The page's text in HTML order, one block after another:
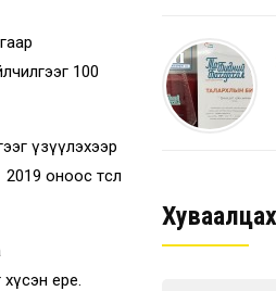
100
үзүүлэхээр
оноос төсөл
ерөөе.
Хуваалцах